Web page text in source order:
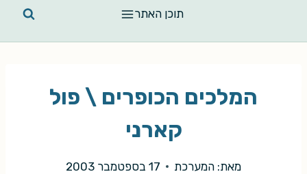
תוכן האתר
המלכים הכופרים \ פול
קארני
מאת: המערכת 17 בספטמבר 2003